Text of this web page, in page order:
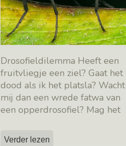
Drosofieldilemma Heeft een
fruitvliegje een ziel? Gaat het
dood als ik het platsla? Wacht
mij dan een wrede fatwa van
een opperdrosofiel? Mag het
Verder lezen